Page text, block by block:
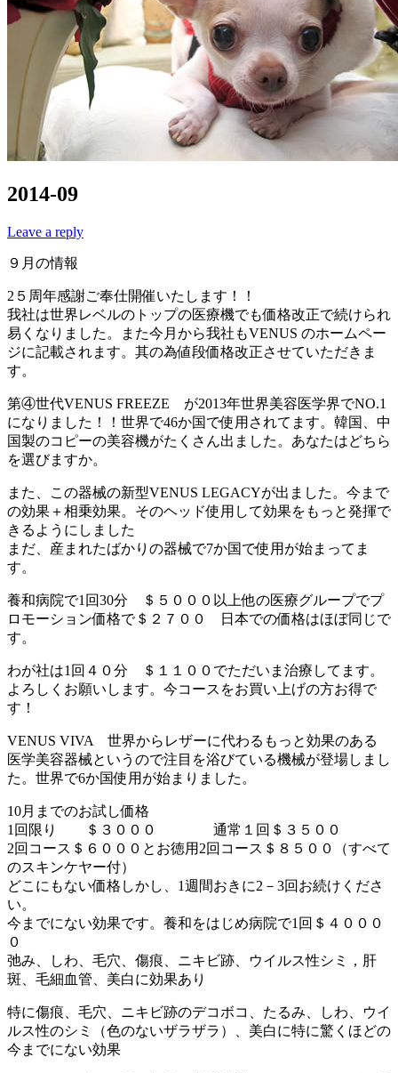
2014-09
Leave a reply
９月の情報
2５周年感謝ご奉仕開催いたします！！
我社は世界レベルのトップの医療機でも価格改正で続けられ
易くなりました。また今月から我社もVENUS のホームペー
ジに記載されます。其の為値段価格改正させていただきま
す。
第④世代VENUS FREEZE が2013年世界美容医学界でNO.1
になりました！！世界で46か国で使用されてます。韓国、中
国製のコピーの美容機がたくさん出ました。あなたはどちら
を選びますか。
また、この器械の新型VENUS LEGACYが出ました。今まで
の効果＋相乗効果。そのヘッド使用して効果をもっと発揮で
きるようにしました
まだ、産まれたばかりの器械で7か国で使用が始まってま
す。
養和病院で1回30分 ＄５０００以上他の医療グループでプ
ロモーション価格で＄２７００ 日本での価格はほぼ同じで
す。
わが社は1回４０分 ＄１１００でただいま治療してます。
よろしくお願いします。今コースをお買い上げの方お得で
す！
VENUS VIVA 世界からレザーに代わるもっと効果のある
医学美容器械というので注目を浴びている機械が登場しまし
た。世界で6か国使用が始まりました。
10月までのお試し価格
1回限り ＄３０００ 通常１回＄３５００
2回コース＄６０００とお徳用2回コース＄８５００（すべて
のスキンケヤー付）
どこにもない価格しかし、1週間おきに2－3回お続けくださ
い。
今までにない効果です。養和をはじめ病院で1回＄４０００
０
弛み、しわ、毛穴、傷痕、ニキビ跡、ウイルス性シミ，肝
斑、毛細血管、美白に効果あり
特に傷痕、毛穴、ニキビ跡のデコボコ、たるみ、しわ、ウイ
ルス性のシミ（色のないザラザラ）、美白に特に驚くほどの
今までにない効果